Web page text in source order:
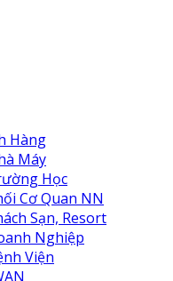
Hàng
Máy
Học
Cơ Quan NN
Sạn, Resort
Nghiệp
Viện